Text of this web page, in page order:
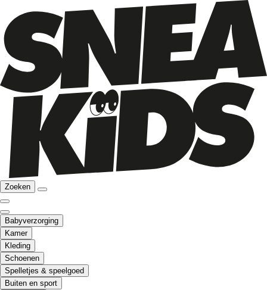
Zoeken
Babyverzorging
Kamer
Kleding
Schoenen
Spelletjes & speelgoed
Buiten en sport